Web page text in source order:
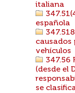
italiana
española
causados
vehículos
347.56
(desde el
se